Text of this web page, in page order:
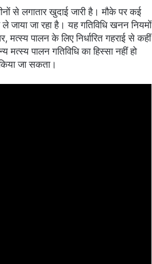
से लगातार खुदाई जारी है। मौके पर कई
जाया जा रहा है। यह गतिविधि खनन नियमों
पालन के लिए निर्धारित गहराई से कहीं
पालन गतिविधि का हिस्सा नहीं हो
जा सकता।